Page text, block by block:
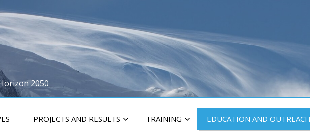
2050
PROJECTS AND RESULTS TRAINING EDUCATION AND OUTREACH